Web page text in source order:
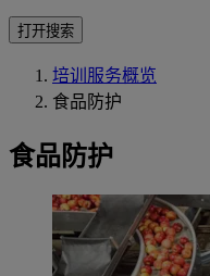
打开搜索
培训服务概览
食品防护
食品防护